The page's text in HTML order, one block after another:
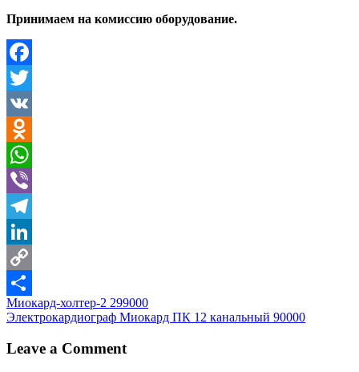
Принимаем на комиссию оборудование.
Facebook
Twitter
VK
Odnoklassniki
WhatsApp
Viber
Telegram
LinkedIn
Copy
Link
Отправить
Навигация
по
записям
Миокард-холтер-2 299000
Электрокардиограф Миокард ПК 12 канальный 90000
Leave a Comment